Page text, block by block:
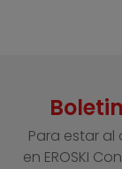
Para estar
en EROSKI